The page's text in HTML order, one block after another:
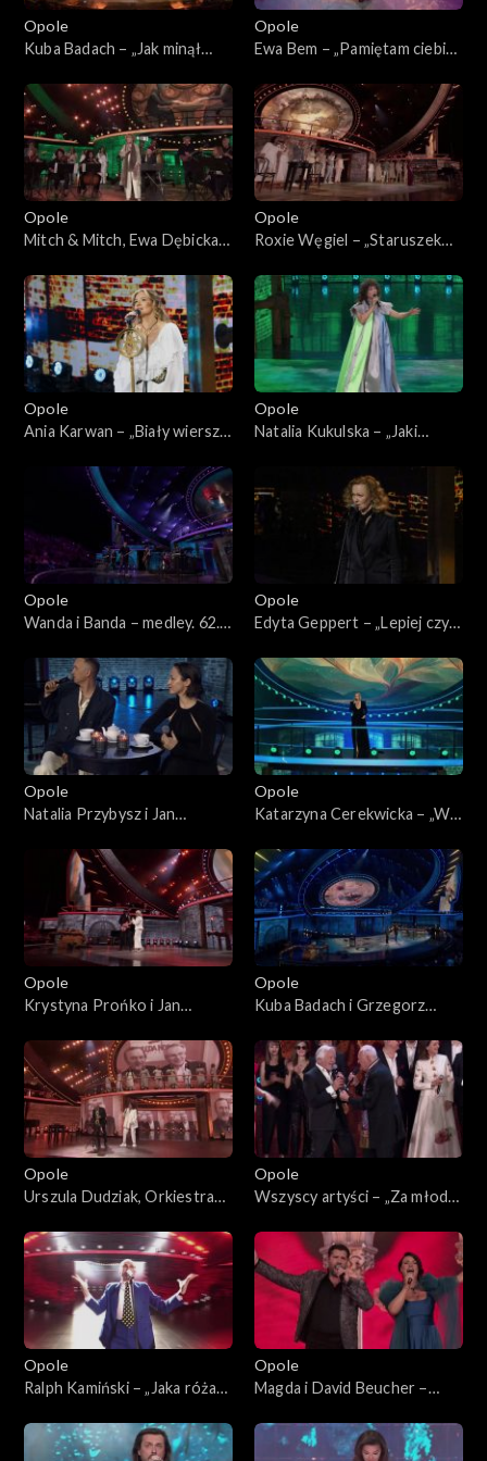
Opole 2003
Opole
Kuba Badach – „Jak minął
tęsknoty – koncert pamięci
Wojciecha Trzcińskiego”
Opole
Ewa Bem – „Pamiętam ciebie
„Małe tęsknoty – koncert
pamięci Wojciecha
Trzcińskiego”
Opole
Mitch & Mitch, Ewa Dębicka-
62. KFPP: „Małe tęsknoty –
koncert pamięci Wojciecha
Trzcińskiego”
Opole
Roxie Węgiel – „Staruszek
tęsknoty – koncert pamięci
Wojciecha Trzcińskiego”
Opole
Ania Karwan – „Biały wiersz
tęsknoty – koncert pamięci
Wojciecha Trzcińskiego”
Opole
Natalia Kukulska – „Jaki
KFPP: „Małe tęsknoty –
koncert pamięci Wojciecha
Trzcińskiego”
Opole
Wanda i Banda – medley. 62.
koncert pamięci Wojciecha
Trzcińskiego”
Opole
Edyta Geppert – „Lepiej czyli
tęsknoty – koncert pamięci
Wojciecha Trzcińskiego”
Opole
Natalia Przybysz i Jan
kawiarenki”. 62. KFPP: „Małe
tęsknoty – koncert pamięci
Wojciecha Trzcińskiego”
Opole
Katarzyna Cerekwicka – „W
KFPP: „Małe tęsknoty –
koncert pamięci Wojciecha
Trzcińskiego”
Opole
Krystyna Prońko i Jan
domu”. 62. KFPP: „Małe
tęsknoty – koncert pamięci
Wojciecha Trzcińskiego”
Opole
Kuba Badach i Grzegorz
KFPP: „Małe tęsknoty –
koncert pamięci Wojciecha
Trzcińskiego”
Opole
Urszula Dudziak, Orkiestra
medley instrumentalny. 62.
KFPP: „Małe tęsknoty –
koncert pamięci Wojciecha
Trzcińskiego”
Opole
Wszyscy artyści – „Za młodzi,
Koncert „Trzy ćwiartki Jacka
Cygana”
Opole
Ralph Kamiński – „Jaka róża
Koncert „Trzy ćwiartki Jacka
Cygana”
Opole
Magda i David Beucher –
Koncert „Trzy ćwiartki Jacka
Cygana”